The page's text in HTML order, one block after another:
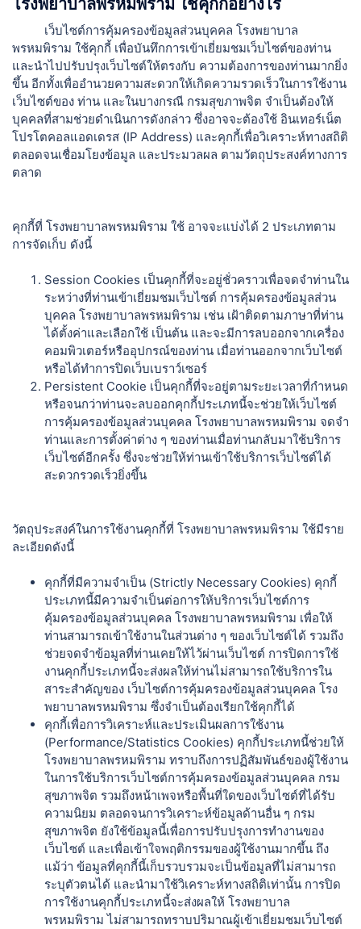
โรงพยาบาลพรหมพิราม ใช้คุกกี้อย่างไร
เว็บไซต์การคุ้มครองข้อมูลส่วนบุคคล โรงพยาบาล
พรหมพิราม ใช้คุกกี้ เพื่อบันทึกการเข้าเยี่ยมชมเว็บไซต์ของท่าน
และนำไปปรับปรุงเว็บไซต์ให้ตรงกับ ความต้องการของท่านมากยิ่ง
ขึ้น อีกทั้งเพื่ออำนวยความสะดวกให้เกิดความรวดเร็วในการใช้งาน
เว็บไซต์ของ ท่าน และในบางกรณี กรมสุขภาพจิต จำเป็นต้องให้
บุคคลที่สามช่วยดำเนินการดังกล่าว ซึ่งอาจจะต้องใช้ อินเทอร์เน็ต
โปรโตคอลแอดเดรส (IP Address) และคุกกี้เพื่อวิเคราะห์ทางสถิติ
ตลอดจนเชื่อมโยงข้อมูล และประมวลผล ตามวัตถุประสงค์ทางการ
ตลาด
คุกกี้ที่ โรงพยาบาลพรหมพิราม ใช้ อาจจะแบ่งได้ 2 ประเภทตาม
การจัดเก็บ ดังนี้
Session Cookies เป็นคุกกี้ที่จะอยู่ชั่วคราวเพื่อจดจำท่านใน
ระหว่างที่ท่านเข้าเยี่ยมชมเว็บไซต์ การคุ้มครองข้อมูลส่วน
บุคคล โรงพยาบาลพรหมพิราม เช่น เฝ้าติดตามภาษาที่ท่าน
ได้ตั้งค่าและเลือกใช้ เป็นต้น และจะมีการลบออกจากเครื่อง
คอมพิวเตอร์หรืออุปกรณ์ของท่าน เมื่อท่านออกจากเว็บไซต์
หรือได้ทำการปิดเว็บเบราว์เซอร์
Persistent Cookie เป็นคุกกี้ที่จะอยู่ตามระยะเวลาที่กำหนด
หรือจนกว่าท่านจะลบออกคุกกี้ประเภทนี้จะช่วยให้เว็บไซต์
การคุ้มครองข้อมูลส่วนบุคคล โรงพยาบาลพรหมพิราม จดจำ
ท่านและการตั้งค่าต่าง ๆ ของท่านเมื่อท่านกลับมาใช้บริการ
เว็บไซต์อีกครั้ง ซึ่งจะช่วยให้ท่านเข้าใช้บริการเว็บไซต์ได้
สะดวกรวดเร็วยิ่งขึ้น
วัตถุประสงค์ในการใช้งานคุกกี้ที่ โรงพยาบาลพรหมพิราม ใช้มีราย
ละเอียดดังนี้
คุกกี้ที่มีความจำเป็น (Strictly Necessary Cookies) คุกกี้
ประเภทนี้มีความจำเป็นต่อการให้บริการเว็บไซต์การ
คุ้มครองข้อมูลส่วนบุคคล โรงพยาบาลพรหมพิราม เพื่อให้
ท่านสามารถเข้าใช้งานในส่วนต่าง ๆ ของเว็บไซต์ได้ รวมถึง
ช่วยจดจำข้อมูลที่ท่านเคยให้ไว้ผ่านเว็บไซต์ การปิดการใช้
งานคุกกี้ประเภทนี้จะส่งผลให้ท่านไม่สามารถใช้บริการใน
สาระสำคัญของ เว็บไซต์การคุ้มครองข้อมูลส่วนบุคคล โรง
พยาบาลพรหมพิราม ซึ่งจำเป็นต้องเรียกใช้คุกกี้ได้
คุกกี้เพื่อการวิเคราะห์และประเมินผลการใช้งาน
(Performance/Statistics Cookies) คุกกี้ประเภทนี้ช่วยให้
โรงพยาบาลพรหมพิราม ทราบถึงการปฏิสัมพันธ์ของผู้ใช้งาน
ในการใช้บริการเว็บไซต์การคุ้มครองข้อมูลส่วนบุคคล กรม
สุขภาพจิต รวมถึงหน้าเพจหรือพื้นที่ใดของเว็บไซต์ที่ได้รับ
ความนิยม ตลอดจนการวิเคราะห์ข้อมูลด้านอื่น ๆ กรม
สุขภาพจิต ยังใช้ข้อมูลนี้เพื่อการปรับปรุงการทำงานของ
เว็บไซต์ และเพื่อเข้าใจพฤติกรรมของผู้ใช้งานมากขึ้น ถึง
แม้ว่า ข้อมูลที่คุกกี้นี้เก็บรวบรวมจะเป็นข้อมูลที่ไม่สามารถ
ระบุตัวตนได้ และนำมาใช้วิเคราะห์ทางสถิติเท่านั้น การปิด
การใช้งานคุกกี้ประเภทนี้จะส่งผลให้ โรงพยาบาล
พรหมพิราม ไม่สามารถทราบปริมาณผู้เข้าเยี่ยมชมเว็บไซต์